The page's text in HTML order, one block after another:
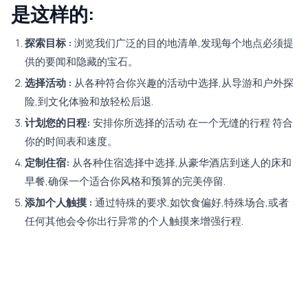
是这样的:
探索目标 : 浏览我们广泛的目的地清单,发现每个地点必须提
供的要闻和隐藏的宝石。
选择活动 : 从各种符合你兴趣的活动中选择,从导游和户外探
险,到文化体验和放轻松后退.
计划您的日程: 安排你所选择的活动 在一个无缝的行程 符合
你的时间表和速度。
定制住宿: 从各种住宿选择中选择,从豪华酒店到迷人的床和
早餐,确保一个适合你风格和预算的完美停留.
添加个人触摸 : 通过特殊的要求,如饮食偏好,特殊场合,或者
任何其他会令你出行异常的个人触摸来增强行程.